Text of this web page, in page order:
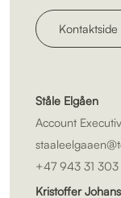
Kontaktside
Ståle Elgåen
Account
+47 943 31 303
Kristoffer